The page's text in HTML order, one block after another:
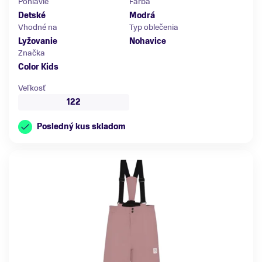
Detské
Modrá
Vhodné na
Lyžovanie
Typ oblečenia
Nohavice
Značka
Color Kids
Veľkosť
122
Posledný kus skladom